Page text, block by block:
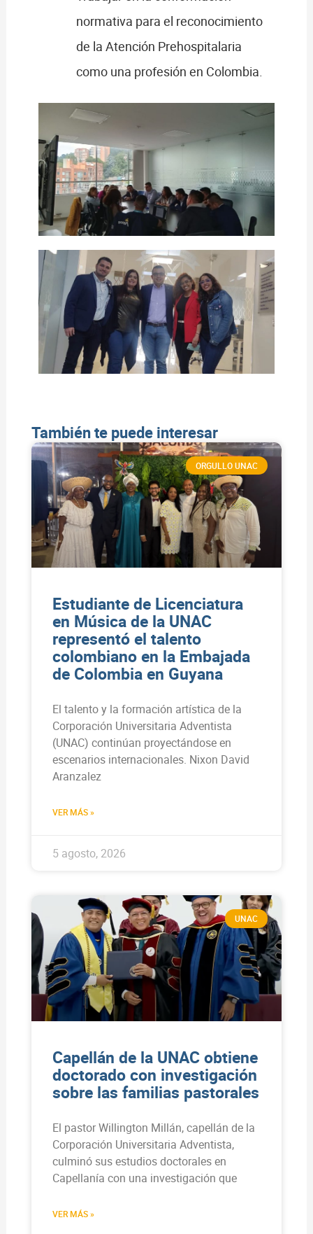
normativa para el reconocimiento
de la Atención Prehospitalaria
como una profesión en Colombia.
También te puede interesar
ORGULLO UNAC
Estudiante de Licenciatura
en Música de la UNAC
representó el talento
colombiano en la Embajada
de Colombia en Guyana
El talento y la formación artística de la
Corporación Universitaria Adventista
(UNAC) continúan proyectándose en
escenarios internacionales. Nixon David
Aranzalez
VER MÁS »
5 agosto, 2026
UNAC
Capellán de la UNAC obtiene
doctorado con investigación
sobre las familias pastorales
El pastor Willington Millán, capellán de la
Corporación Universitaria Adventista,
culminó sus estudios doctorales en
Capellanía con una investigación que
VER MÁS »